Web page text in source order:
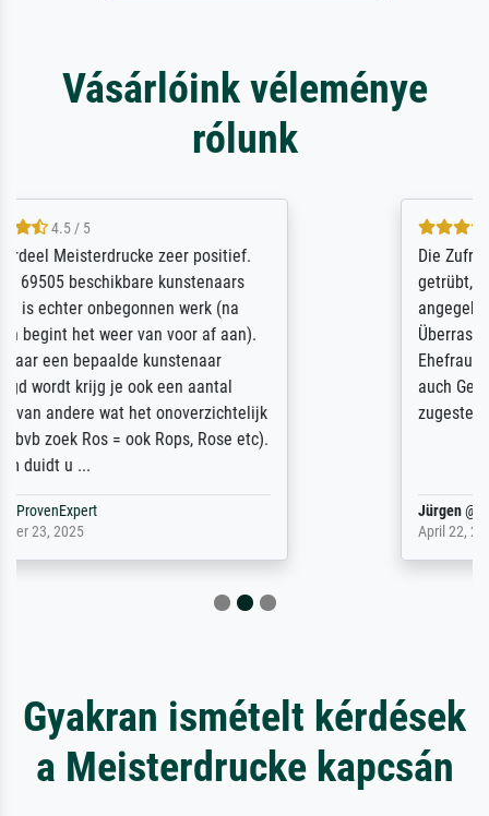
Vásárlóink véleménye
rólunk
Die Zufriedenheit ist auch nicht dadurch
getrübt, dass das Bild entgegen einer
angegebenen Lieferanschrift (sollte eine
Überraschung für die normannische
Ehefrau sein zum Hochzeits- gleichzeitig
auch Geburtstag sein) doch nach zu Hause
zugestellt wurde.
Jürgen
Gyakran ismételt kérdések
a Meisterdrucke kapcsán